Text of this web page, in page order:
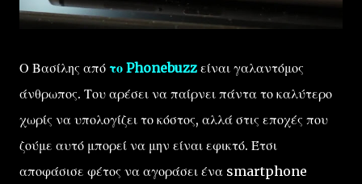
Ο Βασίλης από το Phonebuzz είναι γαλαντόμος
άνθρωπος. Του αρέσει να παίρνει πάντα το καλύτερο
χωρίς να υπολογίζει το κόστος, αλλά στις εποχές που
ζούμε αυτό μπορεί να μην είναι εφικτό. Έτσι
αποφάσισε φέτος να αγοράσει ένα smartphone